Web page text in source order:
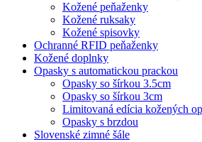
Kožené peňaženky
Kožené ruksaky
Kožené spisovky
Ochranné RFID peňaženky
Kožené doplnky
Opasky s automatickou prackou
Opasky so šírkou 3.5cm
Opasky so šírkou 3cm
Limitovaná edícia kožených
Opasky s brzdou
Slovenské zimné šále